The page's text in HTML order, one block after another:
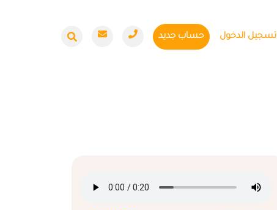
تسجيل الدخول حساب جديد